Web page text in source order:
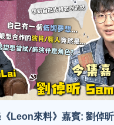
Leon來料》嘉賓: 劉倬